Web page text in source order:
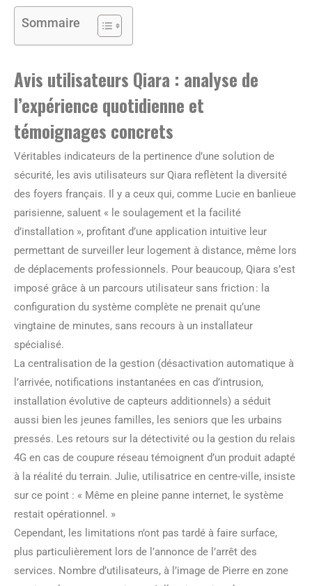
Sommaire
Avis utilisateurs Qiara : analyse de
l’expérience quotidienne et
témoignages concrets
Véritables indicateurs de la pertinence d’une solution de
sécurité, les avis utilisateurs sur Qiara reflètent la diversité
des foyers français. Il y a ceux qui, comme Lucie en banlieue
parisienne, saluent « le soulagement et la facilité
d’installation », profitant d’une application intuitive leur
permettant de surveiller leur logement à distance, même lors
de déplacements professionnels. Pour beaucoup, Qiara s’est
imposé grâce à un parcours utilisateur sans friction : la
configuration du système complète ne prenait qu’une
vingtaine de minutes, sans recours à un installateur
spécialisé.
La centralisation de la gestion (désactivation automatique à
l’arrivée, notifications instantanées en cas d’intrusion,
installation évolutive de capteurs additionnels) a séduit
aussi bien les jeunes familles, les seniors que les urbains
pressés. Les retours sur la détectivité ou la gestion du relais
4G en cas de coupure réseau témoignent d’un produit adapté
à la réalité du terrain. Julie, utilisatrice en centre-ville, insiste
sur ce point : « Même en pleine panne internet, le système
restait opérationnel. »
Cependant, les limitations n’ont pas tardé à faire surface,
plus particulièrement lors de l’annonce de l’arrêt des
services. Nombre d’utilisateurs, à l’image de Pierre en zone